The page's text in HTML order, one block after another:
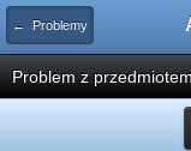
← Problemy
Problem z